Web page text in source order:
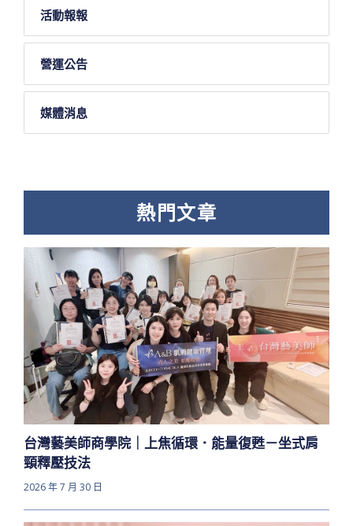
活動報報
營運公告
媒體消息
熱門文章
台灣藝美師商學院｜上焦循環．能量復甦－坐式肩
頸釋壓技法
2026 年 7 月 30 日